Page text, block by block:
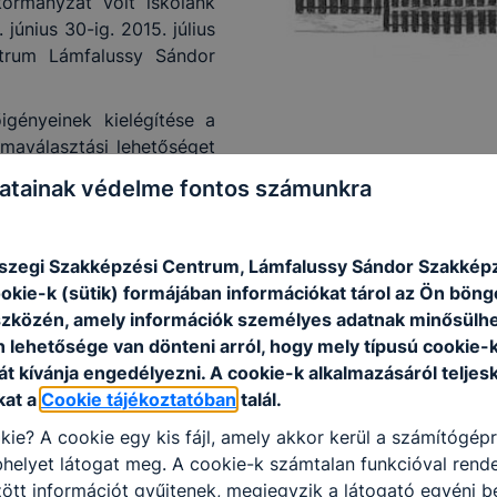
30-ig. 2015. július
Lámfalussy Sándor
kielégítése a
lehetőséget
tesszük helyben az érettségi letételét a szakképzést
hegesztő, szakács, pincér-vendégtéri
a munkaerő-piaci igényeknek megfelelően
folytatunk. A tanulók tanulmányi átlageredménytől
programot indítunk, mely a Műhelyiskolai
vendéglátás-turizmus, gépészet, faipar,
oktatás területén jól felszerelt (informatika
építőipari tanműhely, szociális gyakorló
pedagógiai módszereket alkalmazva oktatnak
védelme fontos számunkra
Szakképzési Centrum, Lámfalussy Sándor
k (sütik) formájában információkat tárol az Ön
amely információk személyes adatnak
lehetősége van dönteni arról, hogy mely típusú cookie-
kívánja engedélyezni. A cookie-k alkalmazásáról
a Cookie tájékoztatóban talál.
A cookie egy kis fájl, amely akkor kerül a
látogat meg. A cookie-k számtalan funkcióval
információt gyűjtenek, megjegyzik a látogató egyéni